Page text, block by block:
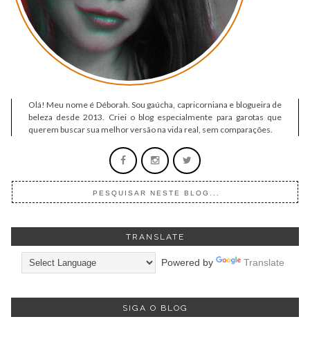
Olá! Meu nome é Déborah. Sou gaúcha, capricorniana e blogueira de
beleza desde 2013. Criei o blog especialmente para garotas que
querem buscar sua melhor versão na vida real, sem comparações.
TRANSLATE
Powered by Translate
SIGA O BLOG